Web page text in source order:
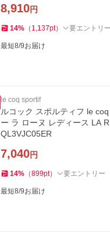
8,910円
14% （ 1,137pt） 要エントリー
最短8/9お届け
le coq sportif
ルコック スポルティフ le
ー ラ ローヌ レディース LA
QL3VJC05ER
7,040円
14% （899pt） 要エントリー
最短8/9お届け